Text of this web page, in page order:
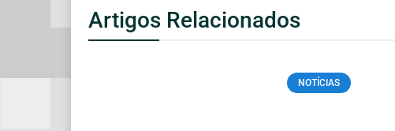
Artigos Relacionados
NOTÍCIAS